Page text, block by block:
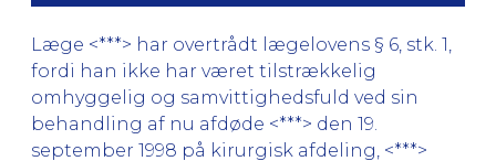
Læge <***> har overtrådt lægelovens § 6, stk. 1,
fordi han ikke har været tilstrækkelig
omhyggelig og samvittighedsfuld ved sin
behandling af nu afdøde <***> den 19.
september 1998 på kirurgisk afdeling, <***>